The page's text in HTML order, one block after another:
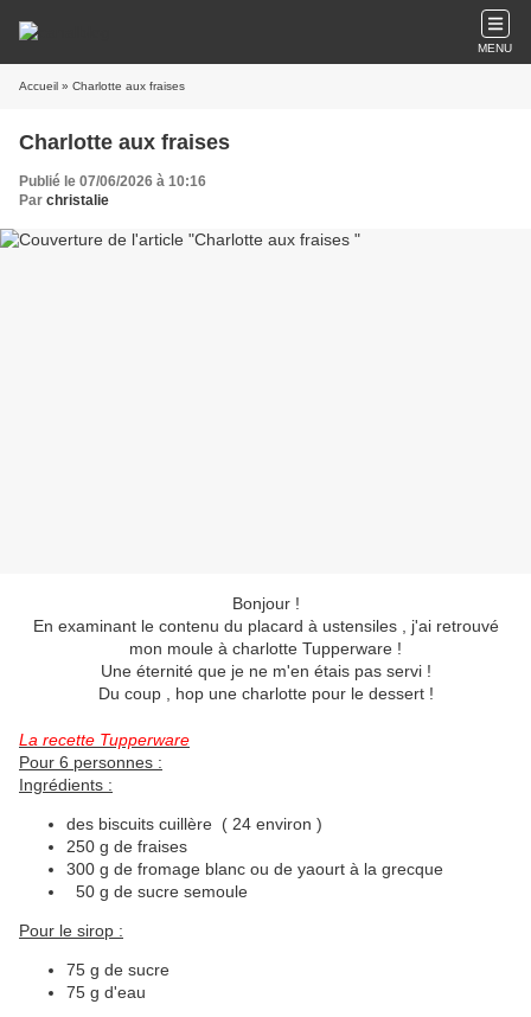
MENU
Accueil » Charlotte aux fraises
Charlotte aux fraises
Publié le 07/06/2026 à 10:16
Par christalie
Bonjour !
En examinant le contenu du placard à ustensiles , j'ai retrouvé
mon moule à charlotte Tupperware !
Une éternité que je ne m'en étais pas servi !
Du coup , hop une charlotte pour le dessert !
La recette Tupperware
Pour 6 personnes :
Ingrédients :
des biscuits cuillère ( 24 environ )
250 g de fraises
300 g de fromage blanc ou de yaourt à la grecque
50 g de sucre semoule
Pour le sirop :
75 g de sucre
75 g d'eau